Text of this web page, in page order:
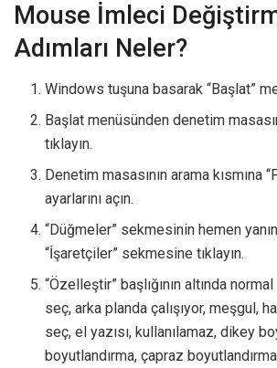
Mouse İmleci
Adımları Neler?
Windows tuşuna basarak “Başlat”
Başlat menüsünden denetim
tıklayın.
Denetim masasının arama kısmına
ayarlarını açın.
“Düğmeler” sekmesinin hemen
“İşaretçiler” sekmesine tıklayın.
“Özelleştir” başlığının altında
seç, arka planda çalışıyor, meşgul,
seç, el yazısı, kullanılamaz, dikey
boyutlandırma, çapraz